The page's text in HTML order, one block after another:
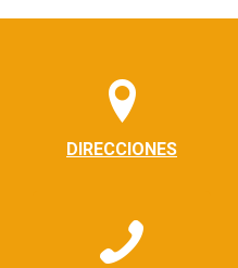
DIRECCIONES